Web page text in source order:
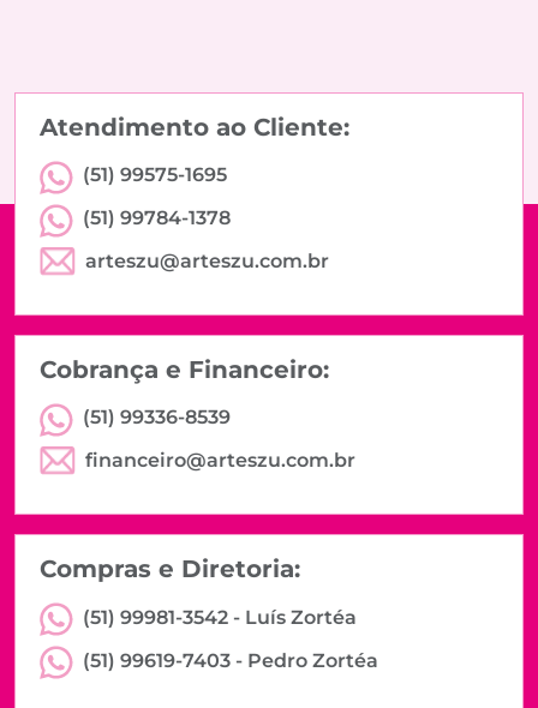
Atendimento ao Cliente:
(51) 99575-1695
(51) 99784-1378
arteszu@arteszu.com.br
Cobrança e Financeiro:
(51) 99336-8539
financeiro@arteszu.com.br
Compras e Diretoria:
(51) 99981-3542 - Luís Zortéa
(51) 99619-7403 - Pedro Zortéa